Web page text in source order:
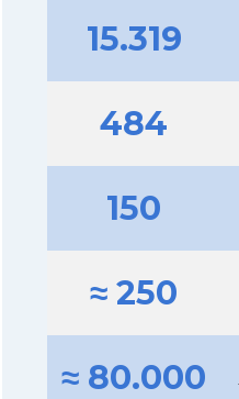
15.319
484
150
≈ 250
≈ 80.000